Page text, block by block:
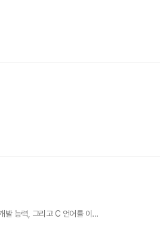
발 능력, 그리고 C 언어를 이...